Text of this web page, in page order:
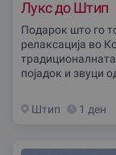
Лукс до Штип
Подарок што го
релаксација во
појадок и звуци
Штип 1 ден